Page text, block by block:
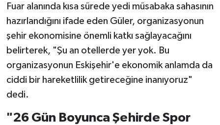
Fuar alanında kısa sürede yedi müsabaka sahasının
hazırlandığını ifade eden Güler, organizasyonun
şehir ekonomisine önemli katkı sağlayacağını
belirterek, "Şu an otellerde yer yok. Bu
organizasyonun Eskişehir'e ekonomik anlamda da
ciddi bir hareketlilik getireceğine inanıyoruz"
dedi.
"26 Gün Boyunca Şehirde Spor